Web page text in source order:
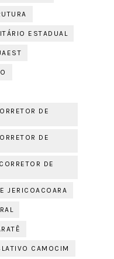
ESTADUAL
DE
DE
DE
JERICOACOARA
CAMOCIM